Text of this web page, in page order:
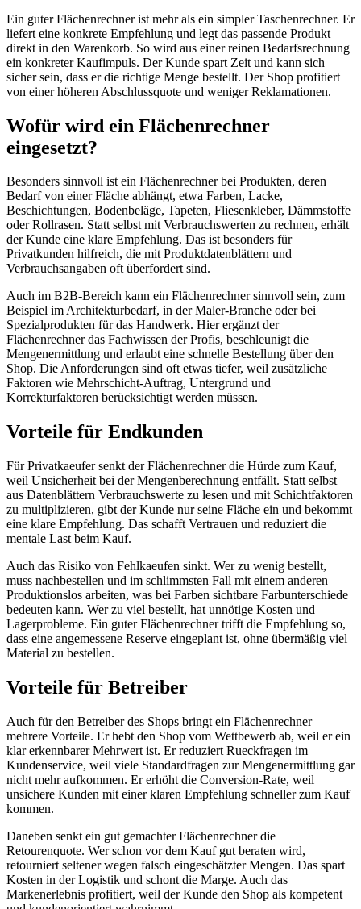
Ein guter Flächenrechner ist mehr als ein simpler Taschenrechner. Er
liefert eine konkrete Empfehlung und legt das passende Produkt
direkt in den Warenkorb. So wird aus einer reinen Bedarfsrechnung
ein konkreter Kaufimpuls. Der Kunde spart Zeit und kann sich
sicher sein, dass er die richtige Menge bestellt. Der Shop profitiert
von einer höheren Abschlussquote und weniger Reklamationen.
Wofür wird ein Flächenrechner
eingesetzt?
Besonders sinnvoll ist ein Flächenrechner bei Produkten, deren
Bedarf von einer Fläche abhängt, etwa Farben, Lacke,
Beschichtungen, Bodenbeläge, Tapeten, Fliesenkleber, Dämmstoffe
oder Rollrasen. Statt selbst mit Verbrauchswerten zu rechnen, erhält
der Kunde eine klare Empfehlung. Das ist besonders für
Privatkunden hilfreich, die mit Produktdatenblättern und
Verbrauchsangaben oft überfordert sind.
Auch im B2B-Bereich kann ein Flächenrechner sinnvoll sein, zum
Beispiel im Architekturbedarf, in der Maler-Branche oder bei
Spezialprodukten für das Handwerk. Hier ergänzt der
Flächenrechner das Fachwissen der Profis, beschleunigt die
Mengenermittlung und erlaubt eine schnelle Bestellung über den
Shop. Die Anforderungen sind oft etwas tiefer, weil zusätzliche
Faktoren wie Mehrschicht-Auftrag, Untergrund und
Korrekturfaktoren berücksichtigt werden müssen.
Vorteile für Endkunden
Für Privatkaeufer senkt der Flächenrechner die Hürde zum Kauf,
weil Unsicherheit bei der Mengenberechnung entfällt. Statt selbst
aus Datenblättern Verbrauchswerte zu lesen und mit Schichtfaktoren
zu multiplizieren, gibt der Kunde nur seine Fläche ein und bekommt
eine klare Empfehlung. Das schafft Vertrauen und reduziert die
mentale Last beim Kauf.
Auch das Risiko von Fehlkaeufen sinkt. Wer zu wenig bestellt,
muss nachbestellen und im schlimmsten Fall mit einem anderen
Produktionslos arbeiten, was bei Farben sichtbare Farbunterschiede
bedeuten kann. Wer zu viel bestellt, hat unnötige Kosten und
Lagerprobleme. Ein guter Flächenrechner trifft die Empfehlung so,
dass eine angemessene Reserve eingeplant ist, ohne übermäßig viel
Material zu bestellen.
Vorteile für Betreiber
Auch für den Betreiber des Shops bringt ein Flächenrechner
mehrere Vorteile. Er hebt den Shop vom Wettbewerb ab, weil er ein
klar erkennbarer Mehrwert ist. Er reduziert Rueckfragen im
Kundenservice, weil viele Standardfragen zur Mengenermittlung gar
nicht mehr aufkommen. Er erhöht die Conversion-Rate, weil
unsichere Kunden mit einer klaren Empfehlung schneller zum Kauf
kommen.
Daneben senkt ein gut gemachter Flächenrechner die
Retourenquote. Wer schon vor dem Kauf gut beraten wird,
retourniert seltener wegen falsch eingeschätzter Mengen. Das spart
Kosten in der Logistik und schont die Marge. Auch das
Markenerlebnis profitiert, weil der Kunde den Shop als kompetent